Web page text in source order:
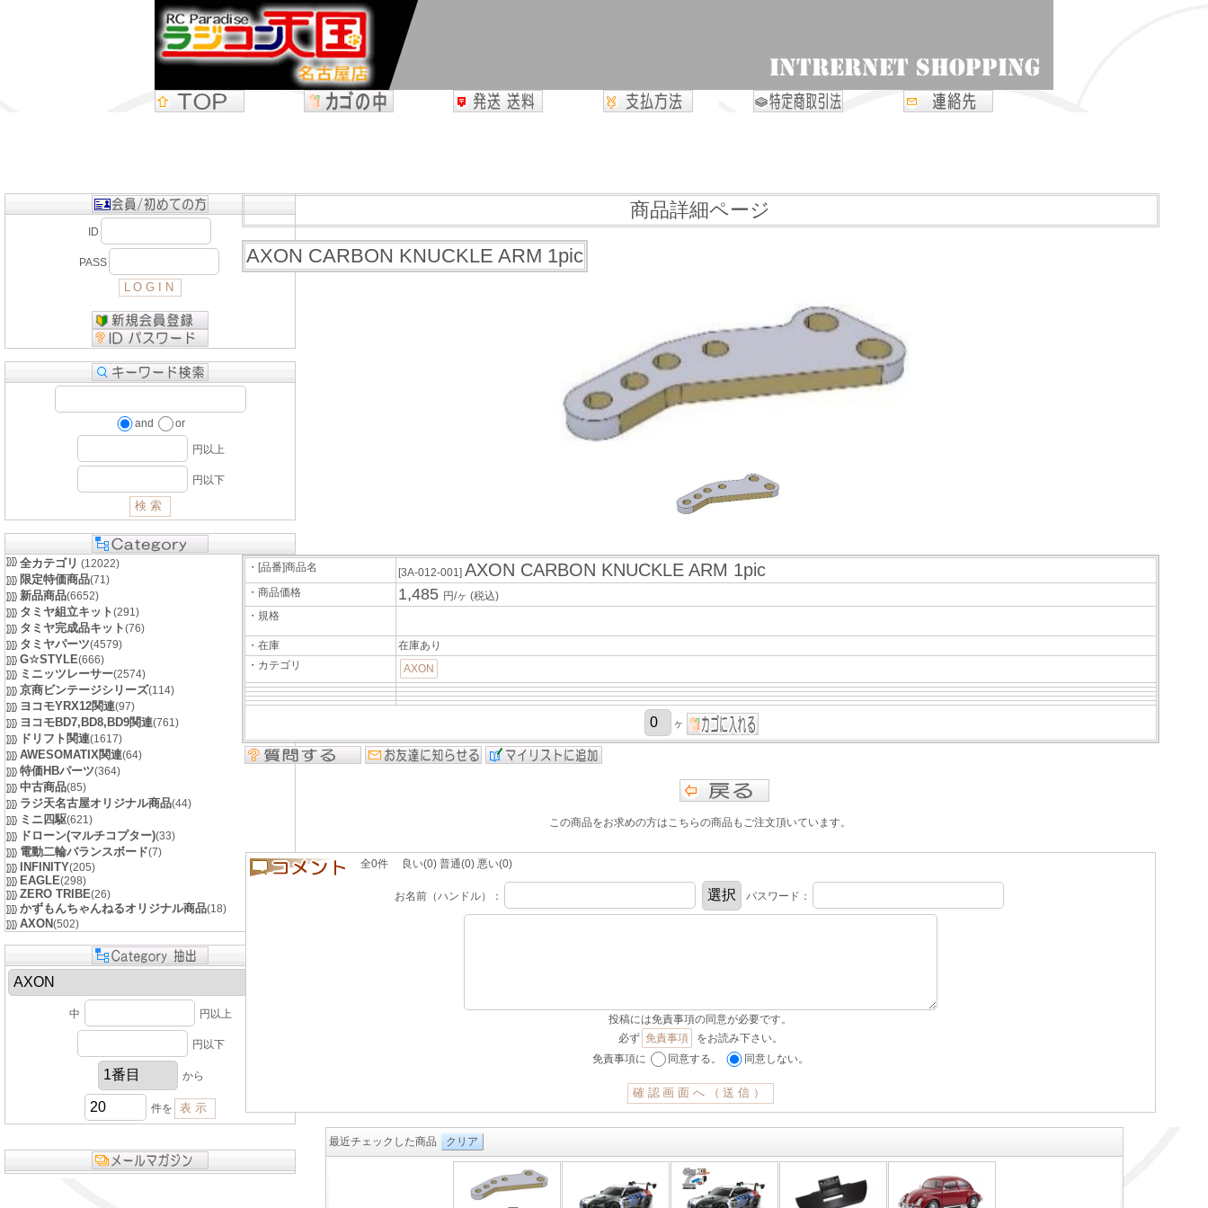
ID
PASS
and or
円以上
円以下
全カテゴリ (12022)
限定特価商品(71)
新品商品(6652)
タミヤ組立キット(291)
タミヤ完成品キット(76)
タミヤパーツ(4579)
G☆STYLE(666)
ミニッツレーサー(2574)
京商ビンテージシリーズ(114)
ヨコモYRX12関連(97)
ヨコモBD7,BD8,BD9関連(761)
ドリフト関連(1617)
AWESOMATIX関連(64)
特価HBパーツ(364)
中古商品(85)
ラジ天名古屋オリジナル商品(44)
ミニ四駆(621)
ドローン(マルチコプター)(33)
電動二輪バランスボード(7)
INFINITY(205)
EAGLE(298)
ZERO TRIBE(26)
かずもんちゃんねるオリジナル商品(18)
AXON(502)
中 円以上
円以下
から
件を
商品詳細ページ
AXON CARBON KNUCKLE ARM 1pic
・[品番]商品名 [3A-012-001] AXON CARBON KNUCKLE ARM 1pic
・商品価格 1,485 円/ヶ (税込)
・規格
・在庫
在庫あり
・カテゴリ
AXON
ヶ
この商品をお求めの方はこちらの商品もご注文頂いています。
全0件 良い(0) 普通(0) 悪い(0)
お名前（ハンドル）： パスワード：
投稿には免責事項の同意が必要です。
必ず 免責事項
をお読み下さい。
免責事項に
同意する。 同意しない。
最近チェックした商品 クリア